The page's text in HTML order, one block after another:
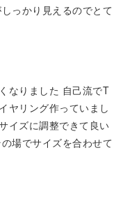
イヤーカフ
どを使うことなく、
介します。
できるので、イヤーカ
たり、何通りものデザ
っかり見えるのでとて
なりました 自己流でT
ヤリング作っていまし
イズに調整できて良い
場でサイズを合わせて